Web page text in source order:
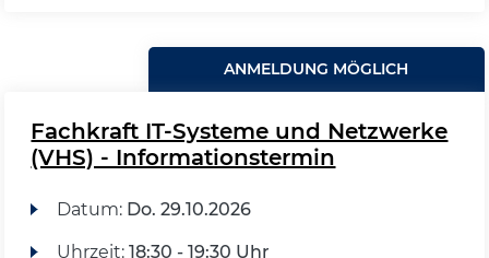
ANMELDUNG MÖGLICH
Fachkraft IT-Systeme und Netzwerke
(VHS) - Informationstermin
Datum: Do. 29.10.2026
Uhrzeit: 18:30 - 19:30 Uhr